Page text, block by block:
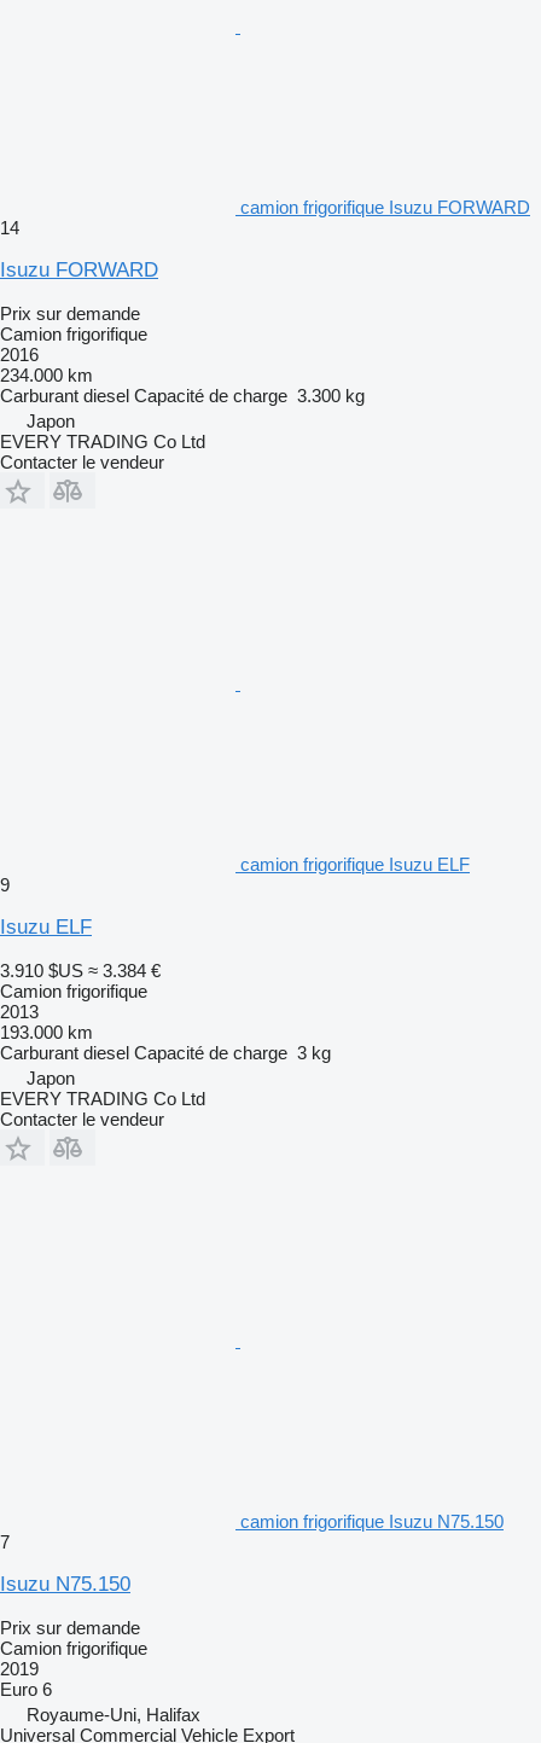
camion frigorifique Isuzu FORWARD
14
Isuzu FORWARD
Prix sur demande
Camion frigorifique
2016
234.000 km
Carburant diesel Capacité de charge 3.300 kg
Japon
EVERY TRADING Co Ltd
Contacter le vendeur
camion frigorifique Isuzu ELF
9
Isuzu ELF
3.910 $US ≈ 3.384 €
Camion frigorifique
2013
193.000 km
Carburant diesel Capacité de charge 3 kg
Japon
EVERY TRADING Co Ltd
Contacter le vendeur
camion frigorifique Isuzu N75.150
7
Isuzu N75.150
Prix sur demande
Camion frigorifique
2019
Euro 6
Royaume-Uni, Halifax
Universal Commercial Vehicle Export